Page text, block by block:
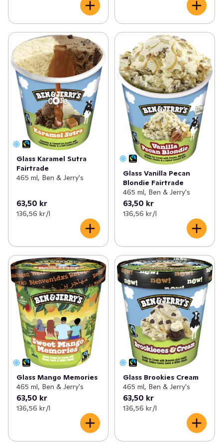
Glass Karamel Sutra
Fairtrade
465 ml, Ben & Jerry's
63,50 kr
136,56 kr /l
Glass Vanilla Pecan
Blondie Fairtrade
465 ml, Ben & Jerry's
63,50 kr
136,56 kr /l
Glass Mango Memories
465 ml, Ben & Jerry's
63,50 kr
136,56 kr /l
Glass Brookies Cream
465 ml, Ben & Jerry's
63,50 kr
136,56 kr /l